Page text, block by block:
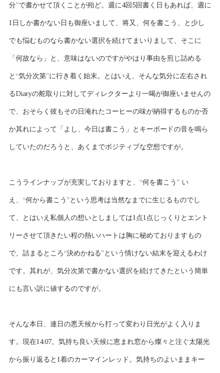
分”で書かせて頂くことが殆ど。週に4回5回書く日もあれば、週に
1日しか書かない日も御座いまして、将又、何を書こう、と少し
でも悩むものなら書かない選択を続けてまいりまして、そこに
「何故なら」と、意味はないのですがやはり事由を煎じ詰める
と“気分次第”に行き着く始末。とはいえ、そんな気分に左右され
るDiaryの舵取りに対してディレクターより一喝が御座いませんの
で、おそらく彼もその日淹れたコーヒーの味が納得するものか否
か其れによって「よし、今日は書こう」とキーボードの音を鳴ら
していたのだろうと、あくまでポジティブな空想ですが。
こうラインナップが充実しておりますと、“何を書こう” い
え、“何から書こう”という思考は当然なまでに生じるものでし
て、とはいえ私個人の想いとしましては1点1点じっくりとエント
リーさせて頂きたい程の熱いハートは胸に秘めておりますもの
で、詰まるところ“決めかねる”という情けない結末を迎えるわけ
です。其れが、気分次第で書かない選択を続けてきたという簡単
にも言い訳に値するのですが。
そんな本日、連日の悪天候から打って変わり日光がよく入りま
す。現在14:07。気持ち良い天候に恵まれ窓から燦々と注ぐ太陽光
から振り返ると1着のカーマインレッド。気持ちのよいままキー